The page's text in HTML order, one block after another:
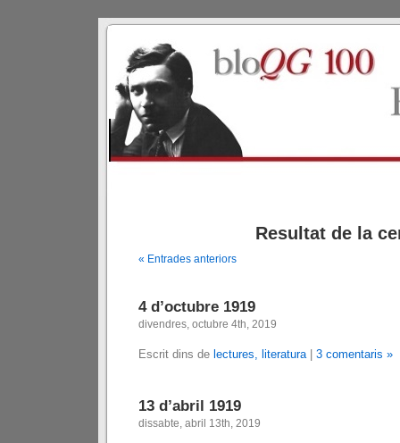
Resultat de la
« Entrades anteriors
4 d’octubre 1919
divendres, octubre 4th, 2019
Escrit dins de lectures, literatura| 3 comentaris »
13 d’abril 1919
dissabte, abril 13th, 2019